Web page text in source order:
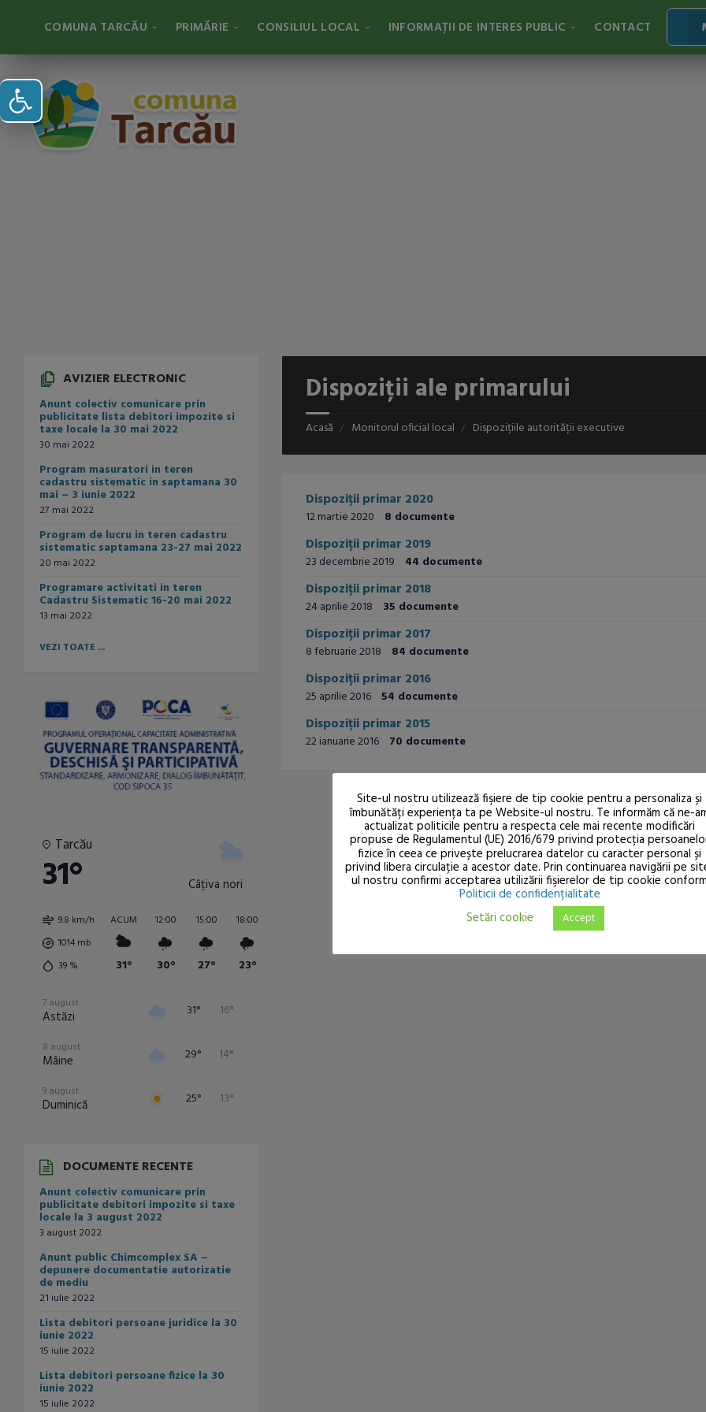
Deschide bara de unelte
COMUNA TARCĂU PRIMĂRIE CONSILIUL LOCAL INFORMAȚII DE INTERES PUBLIC CONTACT
Dispoziții ale primarului
Acasă Monitorul oficial local Dispozițiile autorității executive
Dispoziții primar 2020
12 martie 2020 8 documente
Dispoziții primar 2019
23 decembrie 2019 44 documente
Dispoziții primar 2018
24 aprilie 2018 35 documente
Dispoziții primar 2017
8 februarie 2018 84 documente
Dispoziții primar 2016
25 aprilie 2016 54 documente
Dispoziții primar 2015
22 ianuarie 2016 70 documente
AVIZIER ELECTRONIC
Anunt colectiv comunicare prin
publicitate lista debitori impozite si
taxe locale la 30 mai 2022
30 mai 2022
Program masuratori in teren
cadastru sistematic in saptamana 30
mai – 3 iunie 2022
27 mai 2022
Program de lucru in teren cadastru
sistematic saptamana 23-27 mai 2022
20 mai 2022
Programare activitati in teren
Cadastru Sistematic 16-20 mai 2022
13 mai 2022
VEZI TOATE ...
Tarcău
31° Câțiva nori
9.8 km/h
1014 mb
39 %
ACUM
31°
12:00
30°
15:00
27°
18:00
23°
7 august
Astăzi 31° 16°
8 august
Mâine 29° 14°
9 august
Duminică 25° 13°
11 august
Marți 32°
12 august
Miercuri
13 august
Joi 24° 12°
DOCUMENTE RECENTE
Anunt colectiv comunicare prin
publicitate debitori impozite si taxe
locale la 3 august 2022
3 august 2022
Anunt public Chimcomplex SA –
depunere documentatie autorizatie
de mediu
21 iulie 2022
Lista debitori persoane juridice la 30
iunie 2022
15 iulie 2022
Lista debitori persoane fizice la 30
iunie 2022
15 iulie 2022
Site-ul nostru utilizează fişiere de tip cookie pentru a personaliza și
îmbunătăți experiența ta pe Website-ul nostru. Te informăm că ne-
actualizat politicile pentru a respecta cele mai recente modificări
propuse de Regulamentul (UE) 2016/679 privind protecția
fizice în ceea ce privește prelucrarea datelor cu caracter personal și
privind libera circulație a acestor date. Prin continuarea navigării pe
ul nostru confirmi acceptarea utilizării fişierelor de tip cookie conform
Politicii de confidențialitate
Setări cookie
Accept